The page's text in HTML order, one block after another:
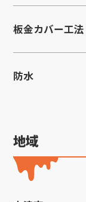
板金カバー工法
防水
地域